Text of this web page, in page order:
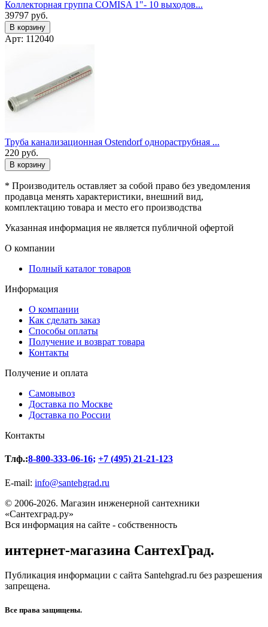
Коллекторная группа COMISA 1"- 10 выходов...
39797 руб.
В корзину
Арт: 112040
Труба канализационная Ostendorf однораструбная ...
220 руб.
В корзину
* Производитель оставляет за собой право без уведомления
продавца менять характеристики, внешний вид,
комплектацию товара и место его производства
Указанная информация не является публичной офертой
О компании
Полный каталог товаров
Информация
О компании
Как сделать заказ
Способы оплаты
Получение и возврат товара
Контакты
Получение и оплата
Самовывоз
Доставка по Москве
Доставка по России
Контакты
Тлф.:8-800-333-06-16; +7 (495) 21-21-123
E-mail: info@santehgrad.ru
© 2006-2026. Магазин инженерной сантехники
«Сантехград.ру»
Вся информация на сайте - собственность
интернет-магазина СантехГрад.
Публикация информации с сайта Santehgrad.ru без разрешения
запрещена.
Все права защищены.